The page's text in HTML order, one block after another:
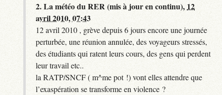
2.La météo du RER (mis à jour en continu), 12
avril 2010, 07:43
12 avril 2010 , grève depuis 6 jours encore une journée
perturbée, une réunion annulée, des voyageurs stressés,
des étudiants qui ratent leurs cours, des gens qui perdent
leur travail etc..
la RATP/SNCF ( m^me pot !) vont elles attendre que
l’exaspération se transforme en violence ?